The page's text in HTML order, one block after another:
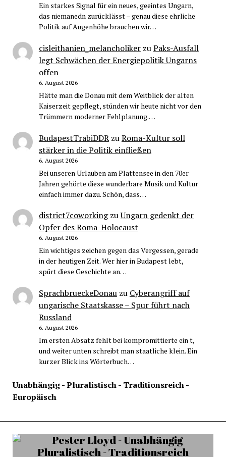
Ein starkes Signal für ein neues, geeintes Ungarn,
das niemanedn zurücklässt – genau diese ehrliche
Politik auf Augenhöhe brauchen wir…
cisleithanien_melancholikerzuPaks-Ausfall
legt Schwächen der Energiepolitik Ungarns
offen
6. August 2026
Hätte man die Donau mit dem Weitblick der alten
Kaiserzeit gepflegt, stünden wir heute nicht vor den
Trümmern moderner Fehlplanung.…
BudapestTrabiDDRzuRoma-Kultur soll
stärker in die Politik einfließen
6. August 2026
Bei unseren Urlauben am Plattensee in den 70er
Jahren gehörte diese wunderbare Musik und Kultur
einfach immer dazu. Schön, dass…
district7coworkingzuUngarn gedenkt der
Opfer des Roma-Holocaust
6. August 2026
Ein wichtiges zeichen gegen das Vergessen, gerade
in der heutigen Zeit. Wer hier in Budapest lebt,
spürt diese Geschichte an…
SprachbrueckeDonauzu Cyberangriff auf
ungarische Staatskasse – Spur führt nach
Russland
6. August 2026
Im ersten Absatz fehlt bei kompromittierte ein t,
und weiter unten schreibt man staatliche klein. Ein
kurzer Blick ins Wörterbuch…
Unabhängig - Pluralistisch - Traditionsreich -
Europäisch